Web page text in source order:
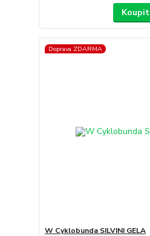
Koupit
Doprava ZDARMA
W Cyklobunda SILVINI GELA